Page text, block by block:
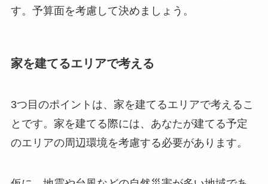
す。予算面を考慮して決めましょう。
家を建てるエリアで考える
3つ目のポイントは、家を建てるエリアで考えるこ
とです。家を建てる際には、あなたが建てる予定
のエリアの周辺環境を考慮する必要があります。